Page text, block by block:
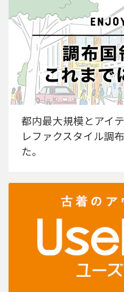
都内最大規模とアイ
レファクスタイル調
た。